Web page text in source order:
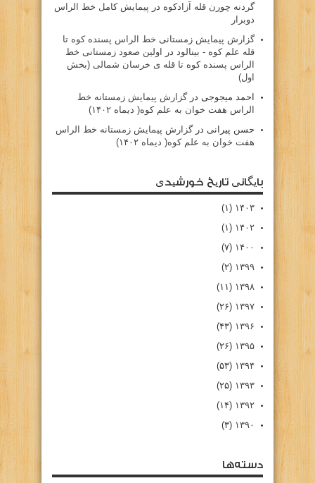
گردنه چورن قله آزادكوه در پیمایش کامل خط الراس
دوبرار
گزارش پیمایش زمستانی خط الراس پسنده کوه تا
قله علم کوه - بينالود در
اولین صعود زمستانی خط
الراس پسنده کوه تا قله ی خرسان شمالی (بخش
اول)
احمد میجوجی درگزارش پیمایش زمستانه خط
الراس هفت خوان به علم کوه( دیماه ۱۴۰۲)
حسن پیرانی درگزارش پیمایش زمستانه خط الراس
هفت خوان به علم کوه( دیماه ۱۴۰۲)
بایگانی تاریخ خورشیدی
۱۴۰۳ (۱)
۱۴۰۲ (۱)
۱۴۰۰ (۷)
۱۳۹۹ (۲)
۱۳۹۸ (۱۱)
۱۳۹۷ (۲۶)
۱۳۹۶ (۴۳)
۱۳۹۵ (۲۶)
۱۳۹۴ (۵۳)
۱۳۹۳ (۲۵)
۱۳۹۲ (۱۴)
۱۳۹۰ (۳)
دسته‌ها